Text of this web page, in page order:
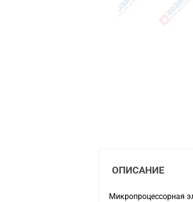
ОПИСАНИЕ
Микропроцессорная